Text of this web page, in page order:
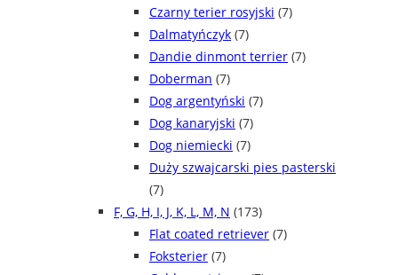
Czarny terier rosyjski (7)
Dalmatyńczyk (7)
Dandie dinmont terrier (7)
Doberman (7)
Dog argentyński (7)
Dog kanaryjski (7)
Dog niemiecki (7)
Duży szwajcarski pies pasterski
(7)
F, G, H, I, J, K, L, M, N (173)
Flat coated retriever (7)
Foksterier (7)